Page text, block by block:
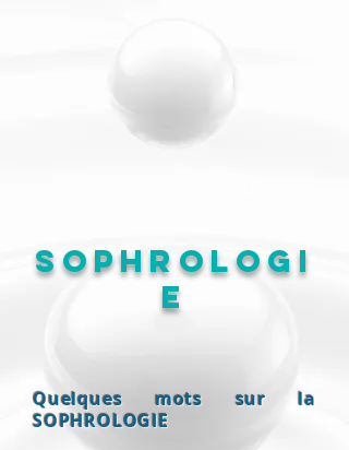
SOPHROLOGI
E
Quelques mots sur la
SOPHROLOGIE